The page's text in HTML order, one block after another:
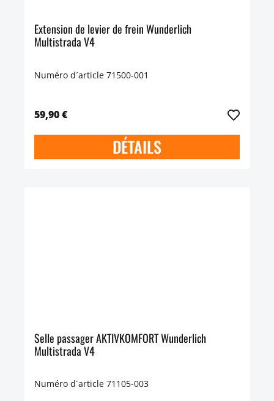
Extension de levier de frein Wunderlich
Multistrada V4
Numéro d´article 71500-001
59,90 €
DÉTAILS
Selle passager AKTIVKOMFORT Wunderlich
Multistrada V4
Numéro d´article 71105-003